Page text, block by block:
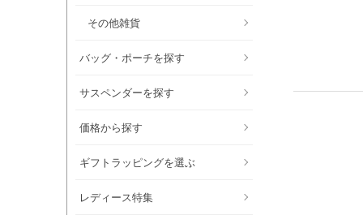
その他雑貨
バッグ・ポーチを探す
サスペンダーを探す
価格から探す
ギフトラッピングを選ぶ
レディース特集